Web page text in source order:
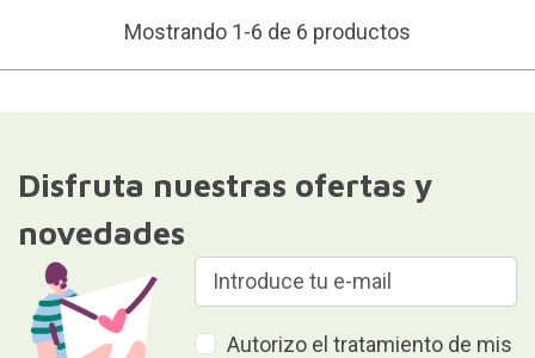
Mostrando 1-6 de 6 productos
Disfruta nuestras ofertas y
novedades
Autorizo el tratamiento de mis